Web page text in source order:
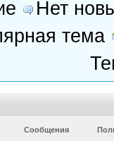
Нет
тема
Сообщения